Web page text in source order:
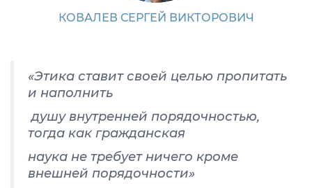
КОВАЛЕВ СЕРГЕЙ ВИКТОРОВИЧ
«Этика ставит своей целью пропитать
и наполнить
душу внутренней порядочностью,
тогда как гражданская
наука не требует ничего кроме
внешней порядочности»